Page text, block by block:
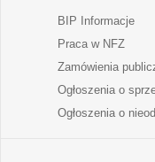
BIP Informacje
Praca w NFZ
Zamówienia
Ogłoszenia o
Ogłoszenia o